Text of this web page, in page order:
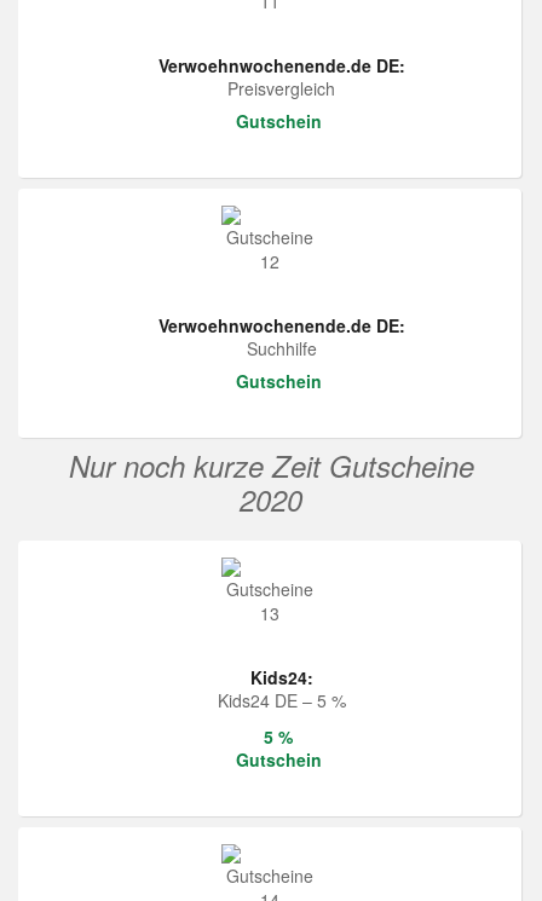
Verwoehnwochenende.de DE:
Preisvergleich
Gutschein
Verwoehnwochenende.de DE:
Suchhilfe
Gutschein
Nur noch kurze Zeit Gutscheine
2020
Kids24:
Kids24 DE – 5 %
5 %
Gutschein